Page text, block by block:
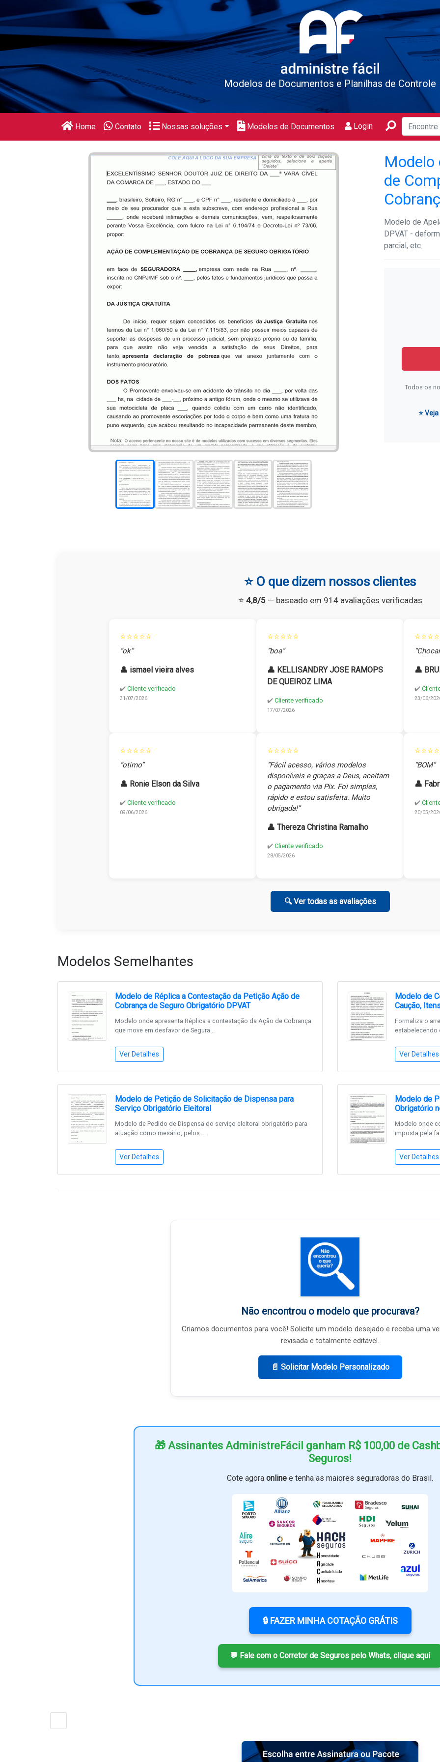
Modelos de Documentos e Planilhas de Controle
Home Contato Nossas soluções Modelos de Documentos Login
Modelo
de
Modelo de
DPVAT -
parcial, etc.
Todos os
⭐
⭐ O que dizem nossos clientes
⭐ 4,8/5— baseado em 914 avaliações verificadas
⭐⭐⭐⭐⭐
“ok”
👤 ismael vieira alves
✔️ Cliente verificado
31/07/2026
⭐⭐⭐⭐⭐
“boa”
👤 KELLISANDRY JOSE RAMOPS
DE QUEIROZ LIMA
✔️ Cliente verificado
17/07/2026
👤
✔️
23/06/
⭐⭐⭐⭐⭐
“otimo”
👤 Ronie Elson da Silva
✔️ Cliente verificado
09/06/2026
⭐⭐⭐⭐⭐
“Fácil acesso, vários modelos
disponíveis e graças a Deus, aceitam
o pagamento via Pix. Foi simples,
rápido e estou satisfeita. Muito
obrigada!”
👤 Thereza Christina Ramalho
✔️ Cliente verificado
28/05/2026
“BOM”
👤
✔️
20/05/
🔍 Ver todas as avaliações
Modelos Semelhantes
Modelo de Réplica a Contestação da Petição Ação de
Cobrança de Seguro Obrigatório DPVAT
Modelo onde apresenta Réplica a contestação da Ação de Cobrança
que move em desfavor de Segura...
Ver Detalhes
Modelo de
Caução,
Formaliza o
estabelecendo
Ver Detalhes
Modelo de Petição de Solicitação de Dispensa para
Serviço Obrigatório Eleitoral
Modelo de Pedido de Dispensa do serviço eleitoral obrigatório para
atuação como mesário, pelos ...
Ver Detalhes
Modelo de
Obrigatório
Modelo onde
imposta pela
Ver Detalhes
Não encontrou o modelo que procurava?
Criamos documentos para você! Solicite um modelo desejado e receba uma
revisada e totalmente editável.
📄 Solicitar Modelo Personalizado
🎁 Assinantes AdministreFácil ganham R$ 100,00 de
Seguros!
Cote agora online e tenha as maiores seguradoras do Brasil.
🔒 FAZER MINHA COTAÇÃO GRÁTIS
💬 Fale com o Corretor de Seguros pelo Whats, clique aqui